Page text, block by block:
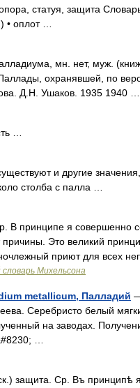
статуя, защита
• оплот …
мн. нет, муж.
охранявшей, по
Д.Н. Ушаков. 1935 1940 …
…
и другие
столба с палла …
В принципе я совершенно
причины. Это великий
приют для всех
Михельсона
metallicum, Палладий
Серебристо белый
на заводах.
…
защита. Ср. Въ принципѣ